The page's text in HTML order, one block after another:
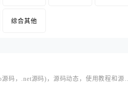
综合其他
码，.net源码)，源码动态，使用教程和源码
源码作品。